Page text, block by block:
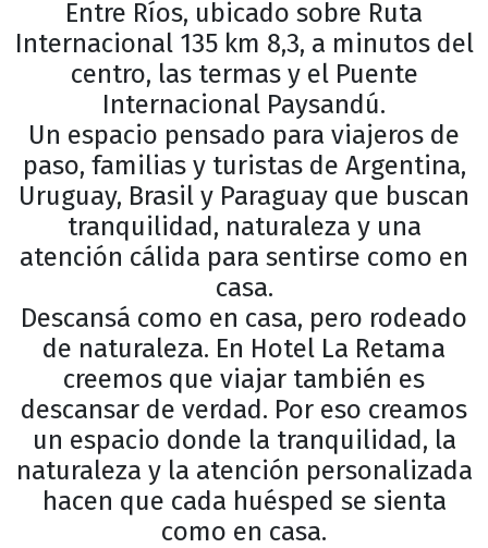
Entre Ríos, ubicado sobre Ruta
Internacional 135 km 8,3, a minutos del
centro, las termas y el Puente
Internacional Paysandú.
Un espacio pensado para viajeros de
paso, familias y turistas de Argentina,
Uruguay, Brasil y Paraguay que buscan
tranquilidad, naturaleza y una
atención cálida para sentirse como en
casa.
Descansá como en casa, pero rodeado
de naturaleza. En Hotel La Retama
creemos que viajar también es
descansar de verdad. Por eso creamos
un espacio donde la tranquilidad, la
naturaleza y la atención personalizada
hacen que cada huésped se sienta
como en casa.